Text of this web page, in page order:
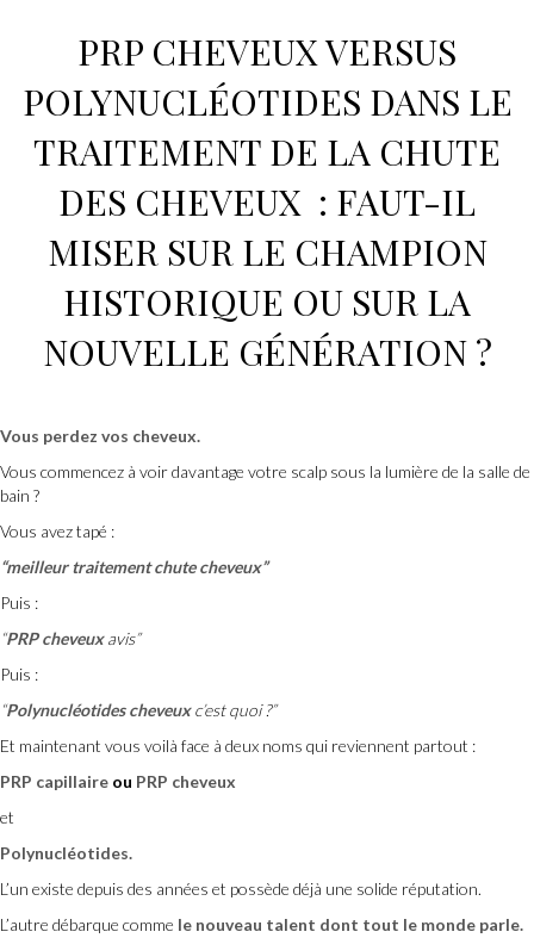
PRP CHEVEUXVERSUS
POLYNUCLÉOTIDES DANS LE
TRAITEMENT DE LA CHUTE
DES CHEVEUX : FAUT-IL
MISER SUR LE CHAMPION
HISTORIQUE OU SUR LA
NOUVELLE GÉNÉRATION ?
Vous perdez vos cheveux.
Vous commencez à voir davantage votre scalp sous la lumière de la salle de
bain ?
Vous avez tapé :
“meilleur traitement chute cheveux”
Puis :
“PRP cheveuxavis”
Puis :
“Polynucléotides cheveuxc’est quoi ?”
Et maintenant vous voilà face à deux noms qui reviennent partout :
PRP capillaire ou PRP cheveux
et
Polynucléotides.
L’un existe depuis des années et possède déjà une solide réputation.
L’autre débarque comme le nouveau talent dont tout le monde parle.